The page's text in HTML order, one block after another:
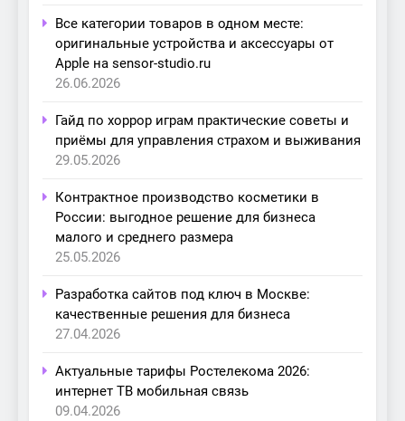
Все категории товаров в одном месте:
оригинальные устройства и аксессуары от
Apple на sensor-studio.ru
26.06.2026
Гайд по хоррор играм практические советы и
приёмы для управления страхом и выживания
29.05.2026
Контрактное производство косметики в
России: выгодное решение для бизнеса
малого и среднего размера
25.05.2026
Разработка сайтов под ключ в Москве:
качественные решения для бизнеса
27.04.2026
Актуальные тарифы Ростелекома 2026:
интернет ТВ мобильная связь
09.04.2026